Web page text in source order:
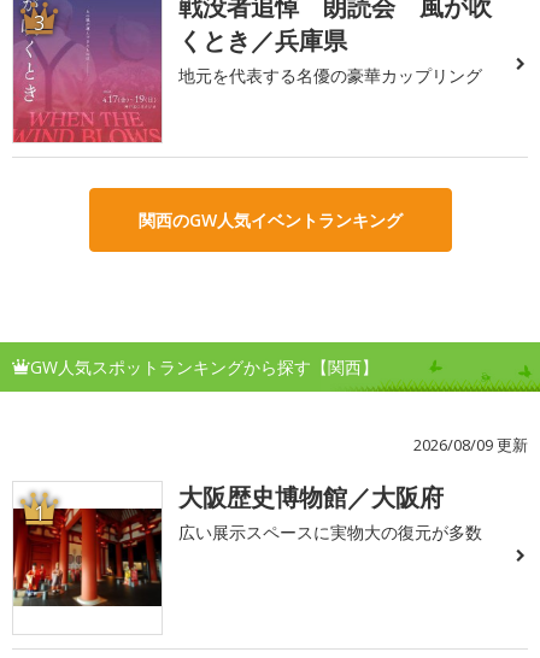
3
くとき／兵庫県
地元を代表する名優の豪華カップリング
関西のGW人気イベントランキング
GW人気スポットランキングから探す【関西】
2026/08/09 更新
1 大阪歴史博物館／大阪府
広い展示スペースに実物大の復元が多数